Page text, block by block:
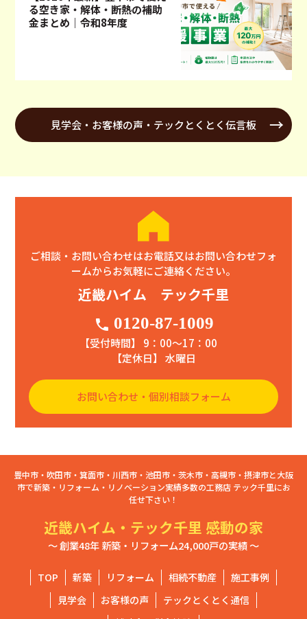
る空き家・解体・断熱の補助
金まとめ｜令和8年度
見学会・お客様の声・テックとくとく伝言板
ご相談・お問い合わせはお電話又はお問い合わせフォ
ームからお気軽にご連絡ください。
近畿ハイム テック千里
phone 0120-87-1009
【受付時間】 9：00〜17：00
【定休日】 水曜日
お問い合わせ・個別相談フォーム
豊中市・吹田市・箕面市・川西市・池田市・茨木市・高槻市・摂津市と大阪
市で新築・リフォーム・リノベーション実績多数の工務店 テック千里にお
任せ下さい！
近畿ハイム・テック千里 感動の家
～ 創業48年 新築・リフォーム24,000戸の実績 ～
TOP 新築 リフォーム 相続不動産
施工事例
見学会
お客様の声
テックとくとく通信